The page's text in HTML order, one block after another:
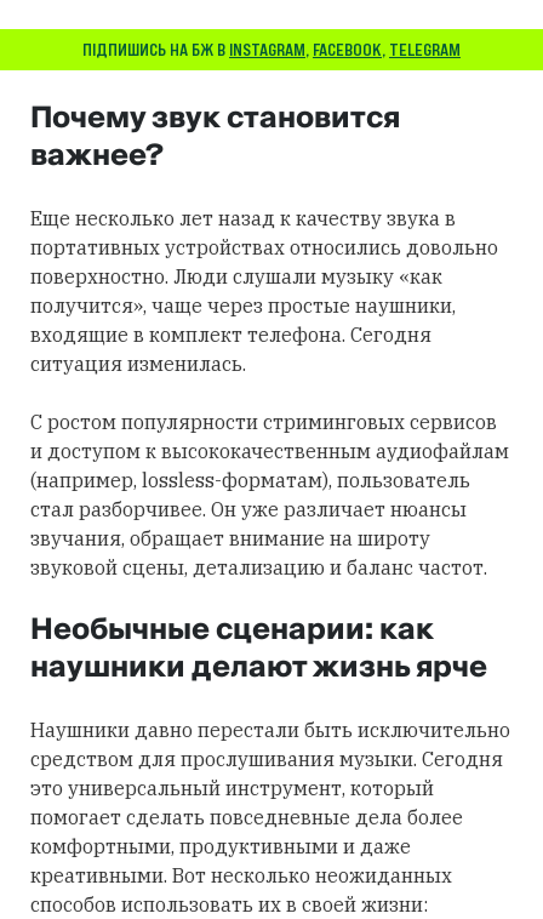
ПІДПИШИСЬ НА БЖ В INSTAGRAM, FACEBOOK, TELEGRAM
Почему звук становится
важнее?
Еще несколько лет назад к качеству звука в
портативных устройствах относились довольно
поверхностно. Люди слушали музыку «как
получится», чаще через простые наушники,
входящие в комплект телефона. Сегодня
ситуация изменилась.
С ростом популярности стриминговых сервисов
и доступом к высококачественным аудиофайлам
(например, lossless-форматам), пользователь
стал разборчивее. Он уже различает нюансы
звучания, обращает внимание на широту
звуковой сцены, детализацию и баланс частот.
Необычные сценарии: как
наушники делают жизнь ярче
Наушники давно перестали быть исключительно
средством для прослушивания музыки. Сегодня
это универсальный инструмент, который
помогает сделать повседневные дела более
комфортными, продуктивными и даже
креативными. Вот несколько неожиданных
способов использовать их в своей жизни: